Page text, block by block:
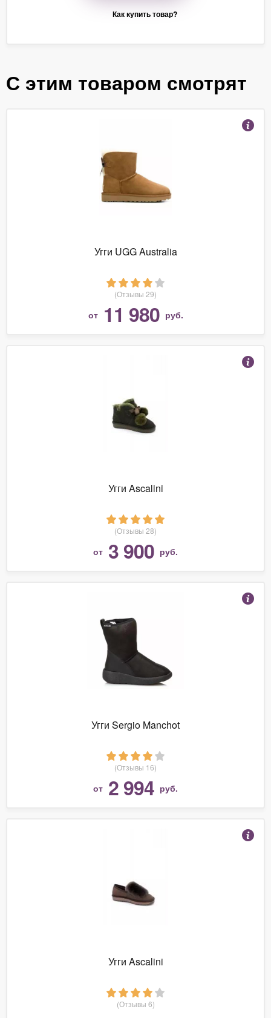
Как купить товар?
С этим товаром смотрят
Угги UGG Australia
(Отзывы 29)
от 11 980 руб.
Угги Ascalini
(Отзывы 28)
от 3 900 руб.
Угги Sergio Manchot
(Отзывы 16)
от 2 994 руб.
Угги Ascalini
(Отзывы 6)